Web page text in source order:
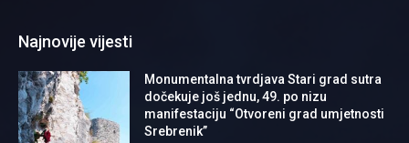
Najnovije vijesti
Monumentalna tvrdjava Stari grad sutra
dočekuje još jednu, 49. po nizu
manifestaciju “Otvoreni grad umjetnosti
Srebrenik”